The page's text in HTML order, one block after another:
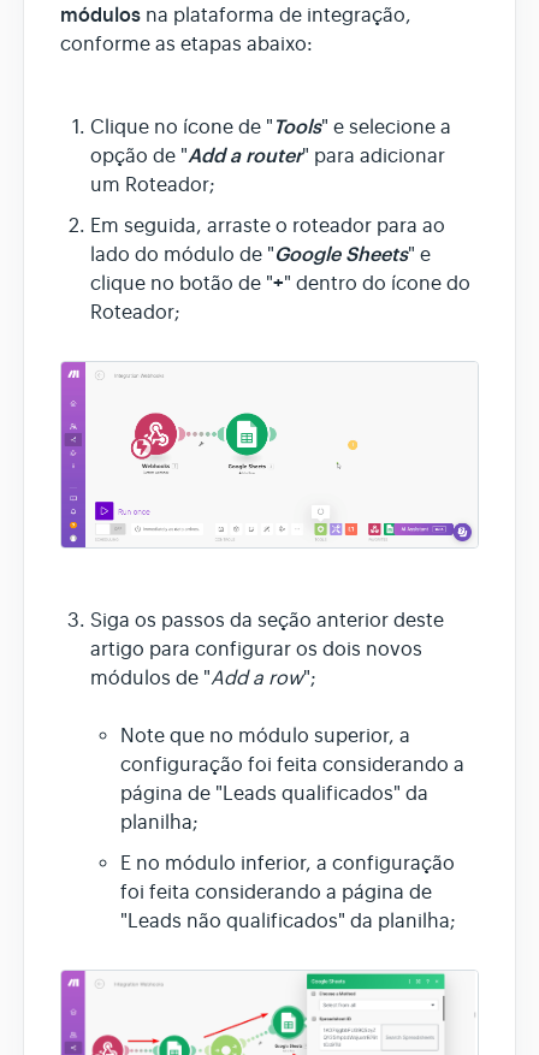
módulos na plataforma de integração,
conforme as etapas abaixo:
Clique no ícone de " Tools" e selecione a
opção de "Add a router" para adicionar
um Roteador;
Em seguida, arraste o roteador para ao
lado do módulo de "Google Sheets" e
clique no botão de "+" dentro do ícone do
Roteador;
Siga os passos da seção anterior deste
artigo para configurar os dois novos
módulos de "Add a row";
Note que no módulo superior, a
configuração foi feita considerando a
página de "Leads qualificados" da
planilha;
E no módulo inferior, a configuração
foi feita considerando a página de
"Leads não qualificados" da planilha;